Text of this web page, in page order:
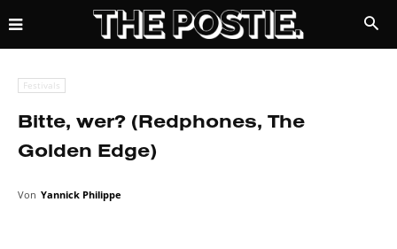
Festivals
Bitte, wer? (Redphones, The
Golden Edge)
Von Yannick Philippe